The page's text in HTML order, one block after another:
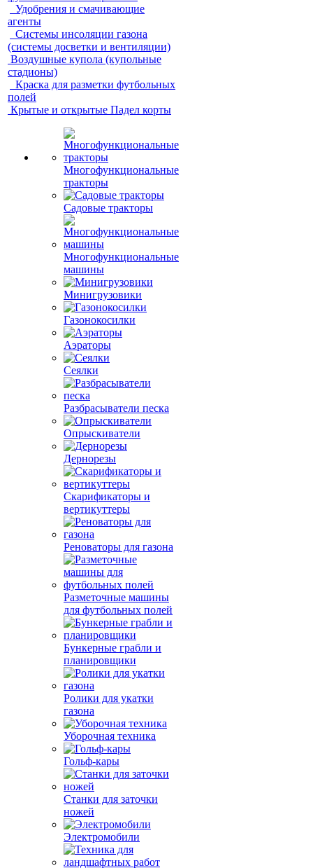
Удобрения и смачивающие
агенты
Системы инсоляции газона
(системы досветки и вентиляции)
Воздушные купола (купольные
стадионы)
Краска для разметки футбольных
полей
Крытые и открытые Падел корты
Многофункциональные
тракторы
Садовые тракторы
Многофункциональные
машины
Минигрузовики
Газонокосилки
Аэраторы
Сеялки
Разбрасыватели песка
Опрыскиватели
Дернорезы
Скарификаторы и
вертикуттеры
Реноваторы для газона
Разметочные машины
для футбольных полей
Бункерные грабли и
планировщики
Ролики для укатки
газона
Уборочная техника
Гольф-кары
Станки для заточки
ножей
Электромобили